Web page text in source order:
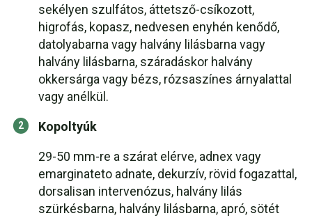
sekélyen szulfátos, áttetsző-csíkozott,
higrofás, kopasz, nedvesen enyhén kenődő,
datolyabarna vagy halvány lilásbarna vagy
halvány lilásbarna, száradáskor halvány
okkersárga vagy bézs, rózsaszínes árnyalattal
vagy anélkül.
Kopoltyúk
29-50 mm-re a szárat elérve, adnex vagy
emarginateto adnate, dekurzív, rövid fogazattal,
dorsalisan intervenózus, halvány lilás
szürkésbarna, halvány lilásbarna, apró, sötét